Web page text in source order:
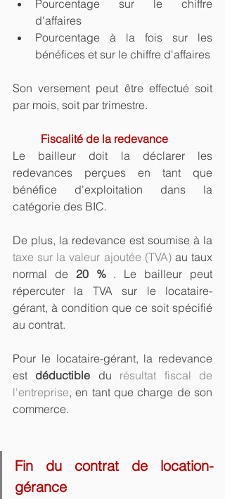
Pourcentage sur le chiffre
d'affaires
Pourcentage à la fois sur les
bénéfices et sur le chiffre d'affaires
Son versement peut être effectué soit
par mois, soit par trimestre.
Fiscalité de la redevance
Le bailleur doit la déclarer les
redevances perçues en tant que
bénéfice d'exploitation dans la
catégorie des BIC.
taxe sur la valeur ajoutée (TVA) au taux
normal de 20 % . Le bailleur peut
répercuter la TVA sur le locataire-
gérant, à condition que ce soit spécifié
au contrat.
Pour le locataire-gérant, la redevance
est déductible du résultat fiscal de
l'entreprise, en tant que charge de son
commerce.
Fin du contrat de location-
gérance